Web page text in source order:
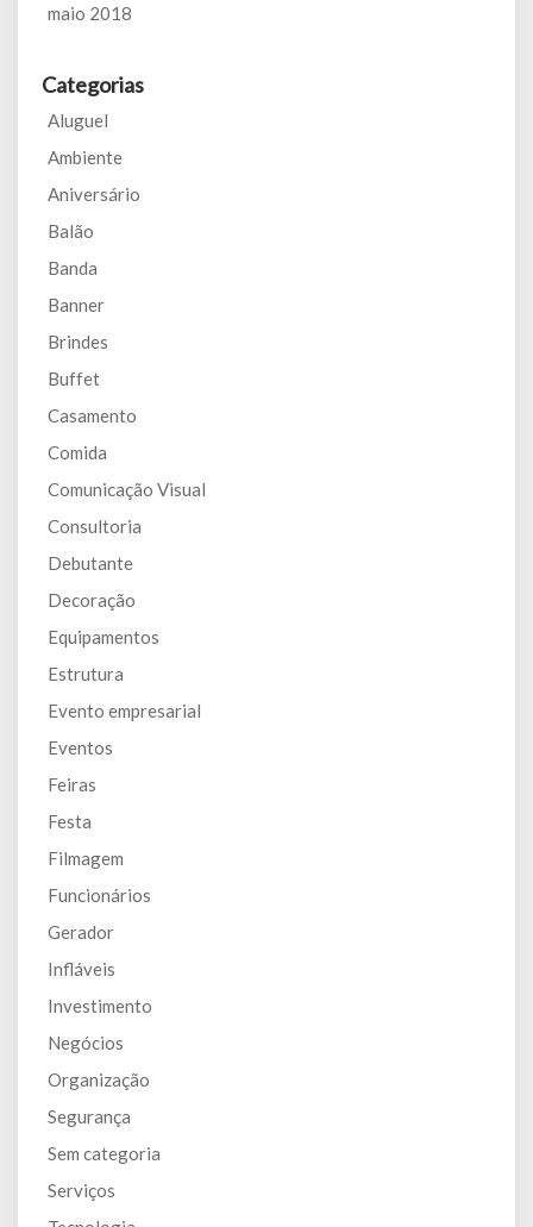
maio 2018
Categorias
Aluguel
Ambiente
Aniversário
Balão
Banda
Banner
Brindes
Buffet
Casamento
Comida
Comunicação Visual
Consultoria
Debutante
Decoração
Equipamentos
Estrutura
Evento empresarial
Eventos
Feiras
Festa
Filmagem
Funcionários
Gerador
Infláveis
Investimento
Negócios
Organização
Segurança
Sem categoria
Serviços